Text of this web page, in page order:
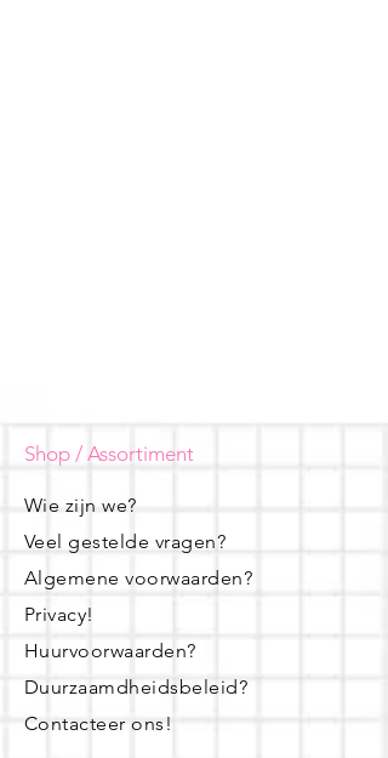
Shop / Assortiment
Wie zijn we?
Veel gestelde vragen?
Algemene voorwaarden?
Privacy!
Huurvoorwaarden?
Duurzaamdheidsbeleid?
Contacteer ons!